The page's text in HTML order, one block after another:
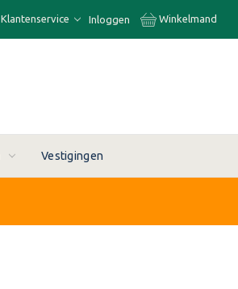
Klantenservice Inloggen Winkelmand
Vestigingen